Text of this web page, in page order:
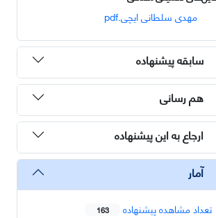
مهدی سلطانی ایچی.pdf
سابقه پیشنهاده
هم رسانی
ارجاع به این پیشنهاده
آمار
تعداد مشاهده پیشنهاده 163